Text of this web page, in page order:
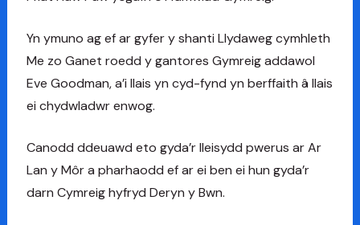
Yn ymuno ag ef ar gyfer y shanti Llydaweg cymhleth
Me zo Ganet roedd y gantores Gymreig addawol
Eve Goodman, a’i llais yn cyd-fynd yn berffaith â llais
ei chydwladwr enwog.
Canodd ddeuawd eto gyda’r lleisydd pwerus ar Ar
Lan y Môr a pharhaodd ef ar ei ben ei hun gyda’r
darn Cymreig hyfryd Deryn y Bwn.